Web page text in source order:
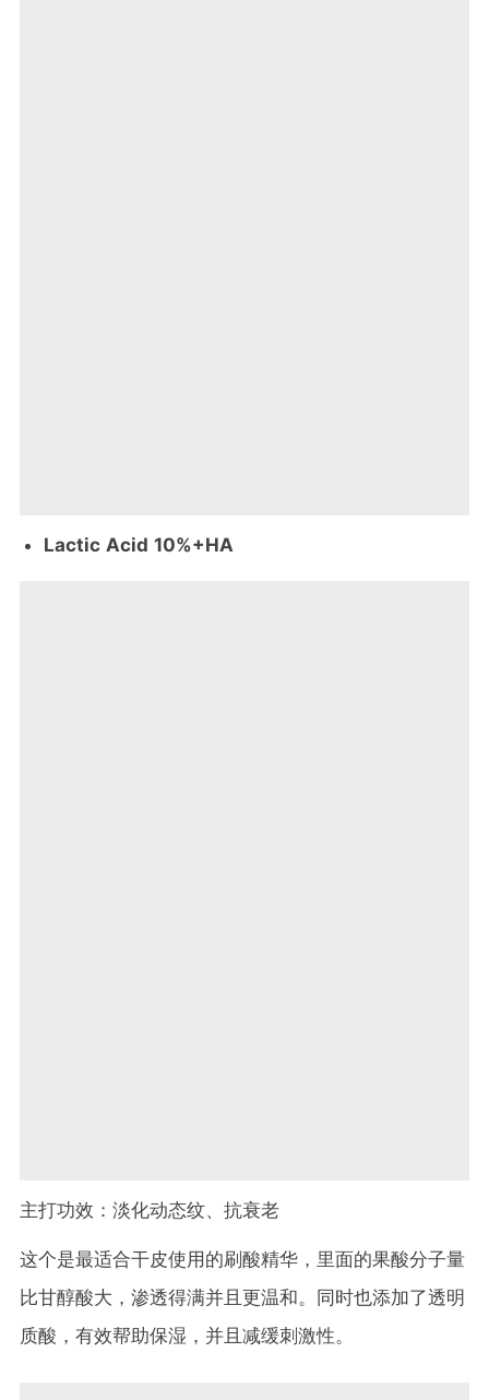
Lactic Acid 10%+HA
主打功效：淡化动态纹、抗衰老
这个是最适合干皮使用的刷酸精华，里面的果酸分子量
比甘醇酸大，渗透得满并且更温和。同时也添加了透明
质酸，有效帮助保湿，并且减缓刺激性。